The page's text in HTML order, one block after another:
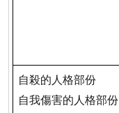
自殺的人格部份
自我傷害的人格部份